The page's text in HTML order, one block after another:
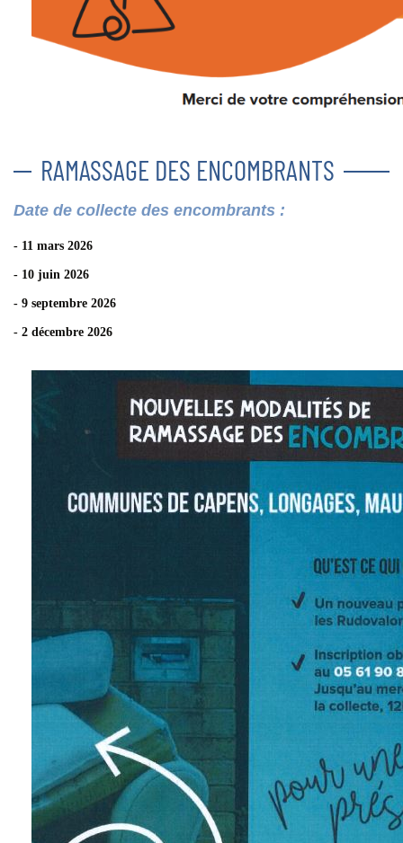
RAMASSAGE DES ENCOMBRANTS
Date de collecte des encombrants :
- 11 mars 2026
- 10 juin 2026
- 9 septembre 2026
- 2 décembre 2026